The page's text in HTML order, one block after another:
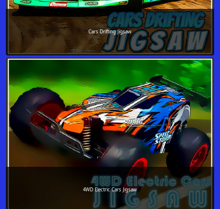
Cars Drifting Jigsaw
4WD Electric Cars Jigsaw